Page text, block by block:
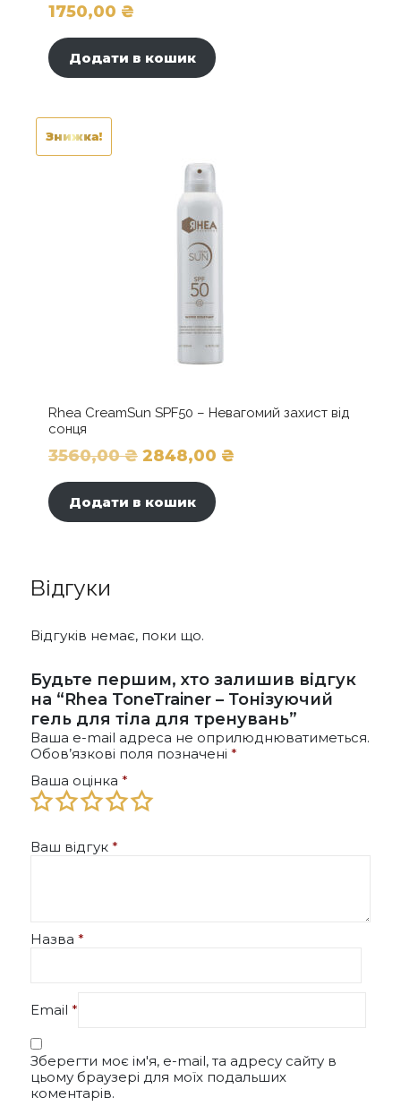
1750,00 ₴
Додати в кошик
Знижка!
Rhea CreamSun SPF50 – Невагомий захист від
сонця
3560,00₴ Оригінальна
ціна:
3560,00 ₴.
2848,00 ₴
Додати в кошик
Відгуки
Відгуків немає, поки що.
Будьте першим, хто залишив відгук
на “Rhea ToneTrainer – Тонізуючий
гель для тіла для тренувань”
Ваша e-mail адреса не оприлюднюватиметься.
Обов’язкові поля позначені *
Ваша оцінка *
Ваш відгук *
Назва *
Email *
Зберегти моє ім'я, e-mail, та адресу сайту в
цьому браузері для моїх подальших
коментарів.